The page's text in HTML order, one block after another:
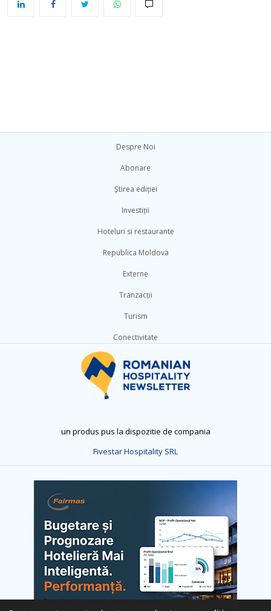
Despre Noi
Abonare
Știrea ediției
Investiții
Hoteluri si restaurante
Republica Moldova
Externe
Tranzacții
Turism
Conectivitate
un produs pus la dispozitie de compania
Fivestar Hospitality SRL